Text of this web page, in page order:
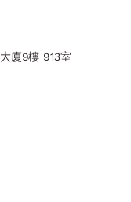
廈9樓 913室